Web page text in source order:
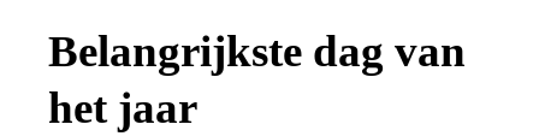
Belangrijkste dag van
het jaar